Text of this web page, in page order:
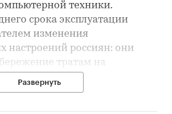
техники.
срока эксплуатации
изменения
настроений россиян: они
тратам на
приобретение новой техники.
Развернуть